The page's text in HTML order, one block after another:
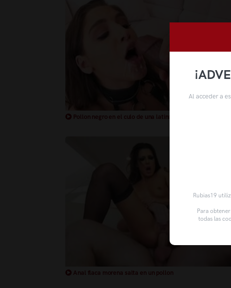
Pollon negro en el culo de una latina
Anal flaca morena salta en un pollon
Al acceder a
Rubias19
Para
todas las